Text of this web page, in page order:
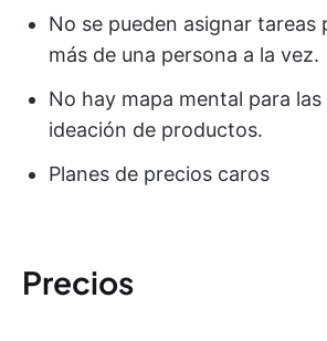
No se pueden asignar tareas
más de una persona a la vez.
No hay mapa mental para
ideación de productos.
Planes de precios caros
Precios